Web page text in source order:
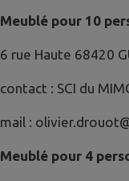
Meublé pour 10
6 rue Haute 68420
contact : SCI du
mail :
Meublé pour 4